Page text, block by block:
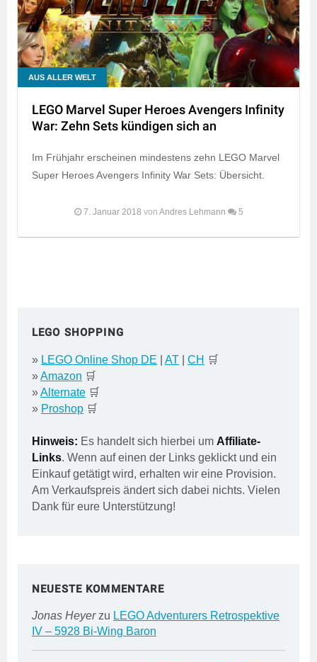
AUS ALLER WELT
LEGO Marvel Super Heroes Avengers Infinity
War: Zehn Sets kündigen sich an
Im Frühjahr erscheinen mindestens zehn LEGO Marvel
Super Heroes Avengers Infinity War Sets: Übersicht.
7. Januar 2018 von Andres Lehmann 5
LEGO SHOPPING
» LEGO Online Shop DE AT CH 🛒
»Amazon 🛒
»Alternate 🛒
» Proshop 🛒
Hinweis: Es handelt sich hierbei um Affiliate-
Links. Wenn auf einen der Links geklickt und ein
Einkauf getätigt wird, erhalten wir eine Provision.
Am Verkaufspreis ändert sich dabei nichts. Vielen
Dank für eure Unterstützung!
NEUESTE KOMMENTARE
Jonas Heyerzu LEGO Adventurers Retrospektive
IV – 5928 Bi-Wing Baron